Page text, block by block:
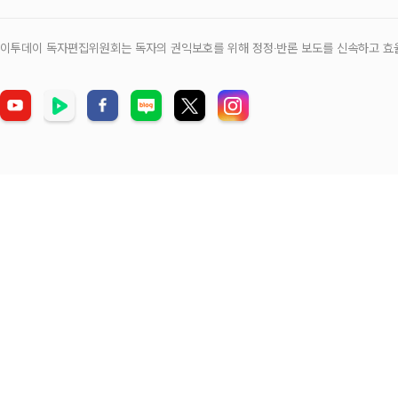
이투데이 독자편집위원회는 독자의 권익보호를 위해 정정‧반론 보도를 신속하고